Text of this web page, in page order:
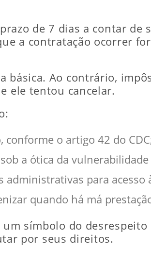
de 7 dias a contar de
a contratação ocorrer
básica. Ao contrário,
ele tentou cancelar.
conforme o artigo 42 do
a ótica da
para acesso
quando há má
símbolo do
por seus direitos.